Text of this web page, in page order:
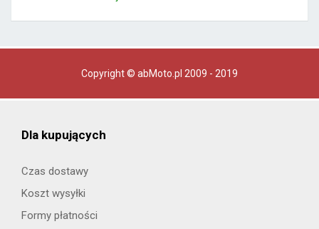
Copyright © abMoto.pl 2009 - 2019
Dla kupujących
Czas dostawy
Koszt wysyłki
Formy płatności